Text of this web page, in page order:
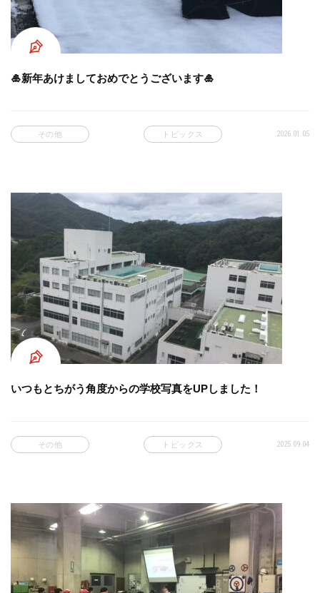
🎍新年あけましておめでとうございます🎍
その他 トピックス 2026.01.05
いつもとちがう角度からの学校写真をUPしました！
その他 トピックス 2025.09.04